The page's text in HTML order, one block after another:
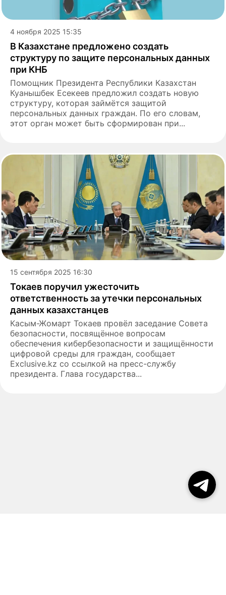
4 ноября 2025 15:35
В Казахстане предложено создать
структуру по защите персональных данных
при КНБ
Помощник Президента Республики Казахстан
Куанышбек Есекеев предложил создать новую
структуру, которая займётся защитой
персональных данных граждан. По его словам,
этот орган может быть сформирован при...
15 сентября 2025 16:30
Токаев поручил ужесточить
ответственность за утечки персональных
данных казахстанцев
Касым-Жомарт Токаев провёл заседание Совета
безопасности, посвящённое вопросам
обеспечения кибербезопасности и защищённости
цифровой среды для граждан, сообщает
Exclusive.kz со ссылкой на пресс-службу
президента. Глава государства...